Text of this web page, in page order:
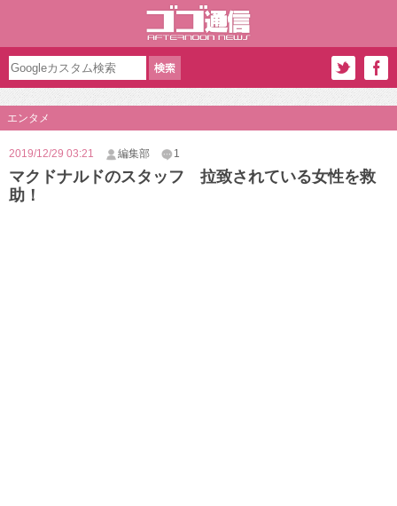
エンタメ
2019/12/29 03:21 編集部 1
マクドナルドのスタッフ 拉致されている女性を救
助！